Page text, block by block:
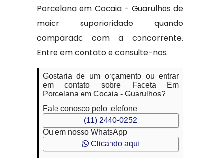
Porcelana em Cocaia - Guarulhos de
maior superioridade quando
comparado com a concorrente.
Entre em contato e consulte-nos.
Gostaria de um orçamento ou entrar
em contato sobre Faceta Em
Porcelana em Cocaia - Guarulhos?
Fale conosco pelo telefone
(11) 2440-0252
Ou em nosso WhatsApp
Clicando aqui